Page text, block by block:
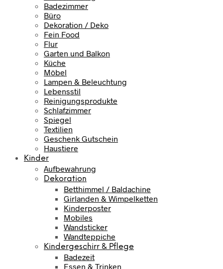
Badezimmer
Büro
Dekoration / Deko
Fein Food
Flur
Garten und Balkon
Küche
Möbel
Lampen & Beleuchtung
Lebensstil
Reinigungsprodukte
Schlafzimmer
Spiegel
Textilien
Geschenk Gutschein
Haustiere
Kinder
Aufbewahrung
Dekoration
Betthimmel / Baldachine
Girlanden & Wimpelketten
Kinderposter
Mobiles
Wandsticker
Wandteppiche
Kindergeschirr & Pflege
Badezeit
Essen & Trinken